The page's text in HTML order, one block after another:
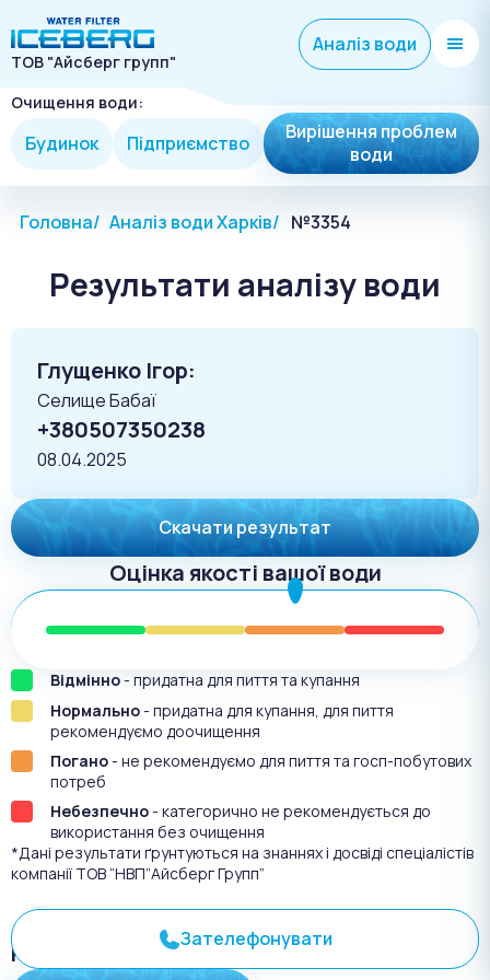
ТОВ "Айсберг групп"
Аналіз води
Очищення води:
Будинок Підприємство
Вирішення проблем
води
Головна Аналіз води Харків №3354
Результати аналізу води
Глущенко Ігор:
Селище Бабаї
+380507350238
08.04.2025
Скачати результат
Оцінка якості вашої води
Відмінно- придатна для пиття та купання
Нормально- придатна для купання, для пиття
рекомендуємо доочищення
Погано- не рекомендуємо для пиття та госп-побутових
потреб
Небезпечно- категорично не рекомендується до
використання без очищення
*Дані результати ґрунтуються на знаннях і досвіді спеціалістів
компанії ТОВ “НВП”Айсберг Групп”
Результат аналіза №3354
Зателефонувати